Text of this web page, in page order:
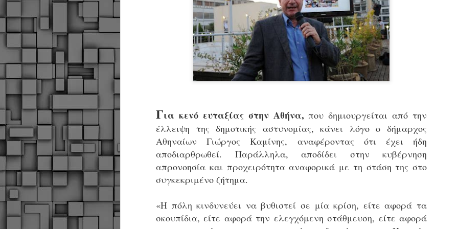
Για κενό ευταξίας στην Αθήνα,που δημιουργείται από την
έλλειψη της δημοτικής αστυνομίας, κάνει λόγο ο δήμαρχος
Αθηναίων Γιώργος Καμίνης, αναφέροντας ότι έχει ήδη
αποδιαρθρωθεί. Παράλληλα, αποδίδει στην κυβέρνηση
απρονοησία και προχειρότητα αναφορικά με τη στάση της στο
συγκεκριμένο ζήτημα.
«Η πόλη κινδυνεύει να βυθιστεί σε μία κρίση, είτε αφορά τα
σκουπίδια, είτε αφορά την ελεγχόμενη στάθμευση, είτε αφορά
εκπαιδευμένους
ήδη ολοκληρώσει την
είναι έτοιμοι να
Στο πλαίσιο της
ολοκαίνουργια
τις περιπολίες και τις
στελεχών της υπηρεσίας.
JUN
Δήμος Κοζάνης :
JUN
Απολογισμός των
ελέγχων σε ιδιοκτήτες
JUN
Δημοτική Αστυνομία
Θεσσαλονίκης: Ένταση